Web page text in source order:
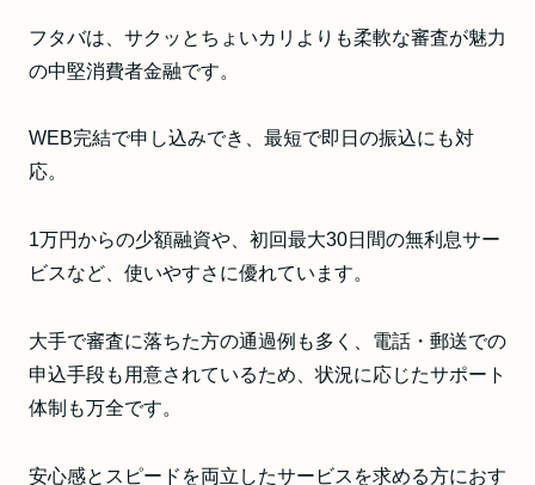
フタバは、サクッとちょいカリよりも柔軟な審査が魅力
の中堅消費者金融です。
WEB完結で申し込みでき、最短で即日の振込にも対
応。
1万円からの少額融資や、初回最大30日間の無利息サー
ビスなど、使いやすさに優れています。
大手で審査に落ちた方の通過例も多く、電話・郵送での
申込手段も用意されているため、状況に応じたサポート
体制も万全です。
安心感とスピードを両立したサービスを求める方におす